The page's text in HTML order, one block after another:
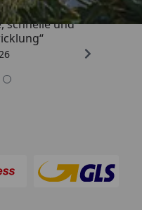
schnelle und